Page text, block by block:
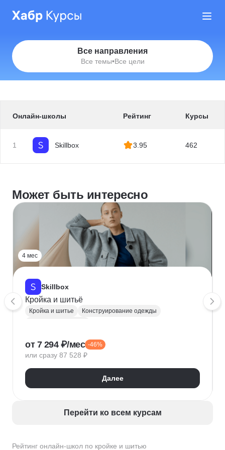
Все направления
Все темы•Все цели
Рейтинг онлайн-школ по кройке и шитью
Онлайн-школы Рейтинг Курсы
1 Skillbox 3.95 462
Может быть интересно
4 мес
Skillbox
Кройка и шитьё
Кройка и шитье
Конструирование одежды
от 7 294 ₽/мес -46%
или сразу 87 528 ₽
Далее
Перейти ко всем курсам